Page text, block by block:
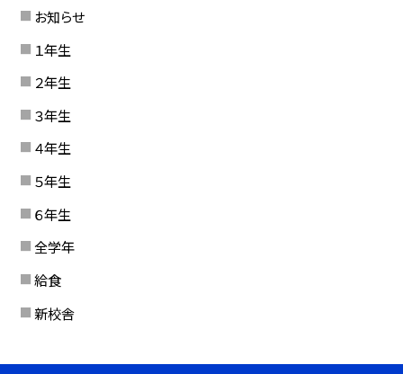
お知らせ
１年生
２年生
３年生
４年生
５年生
６年生
全学年
給食
新校舎